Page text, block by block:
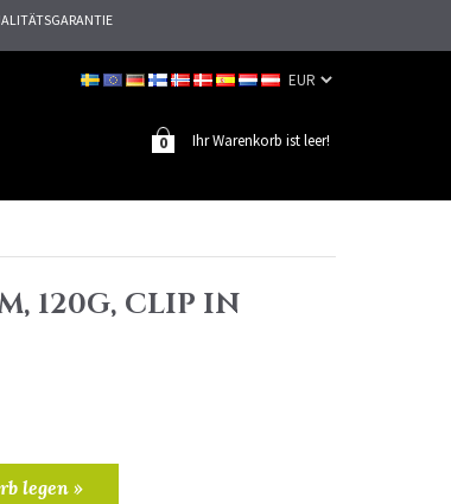
Ihr Warenkorb ist leer!
0
120G, CLIP IN
legen »